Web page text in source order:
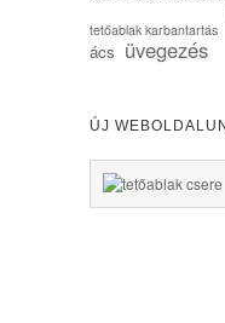
tetőablak karbantartás
ács üvegezés
ÚJ